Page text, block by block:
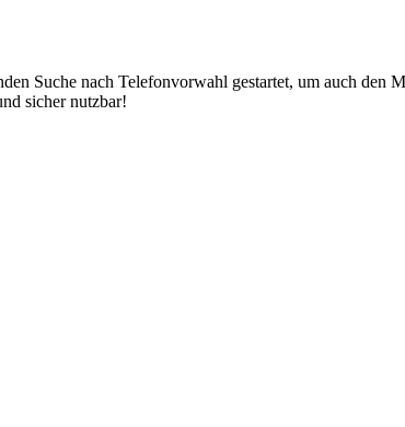
Suche nach Telefonvorwahl gestartet, um auch
sicher nutzbar!